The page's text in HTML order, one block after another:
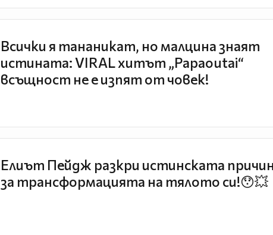
Всички я тананикат, но малцина знаят
истината: VIRAL хитът „Papaoutai“
всъщност не е изпят от човек!
Елиът Пейдж разкри истинската
за трансформацията на тялото си!😯💥